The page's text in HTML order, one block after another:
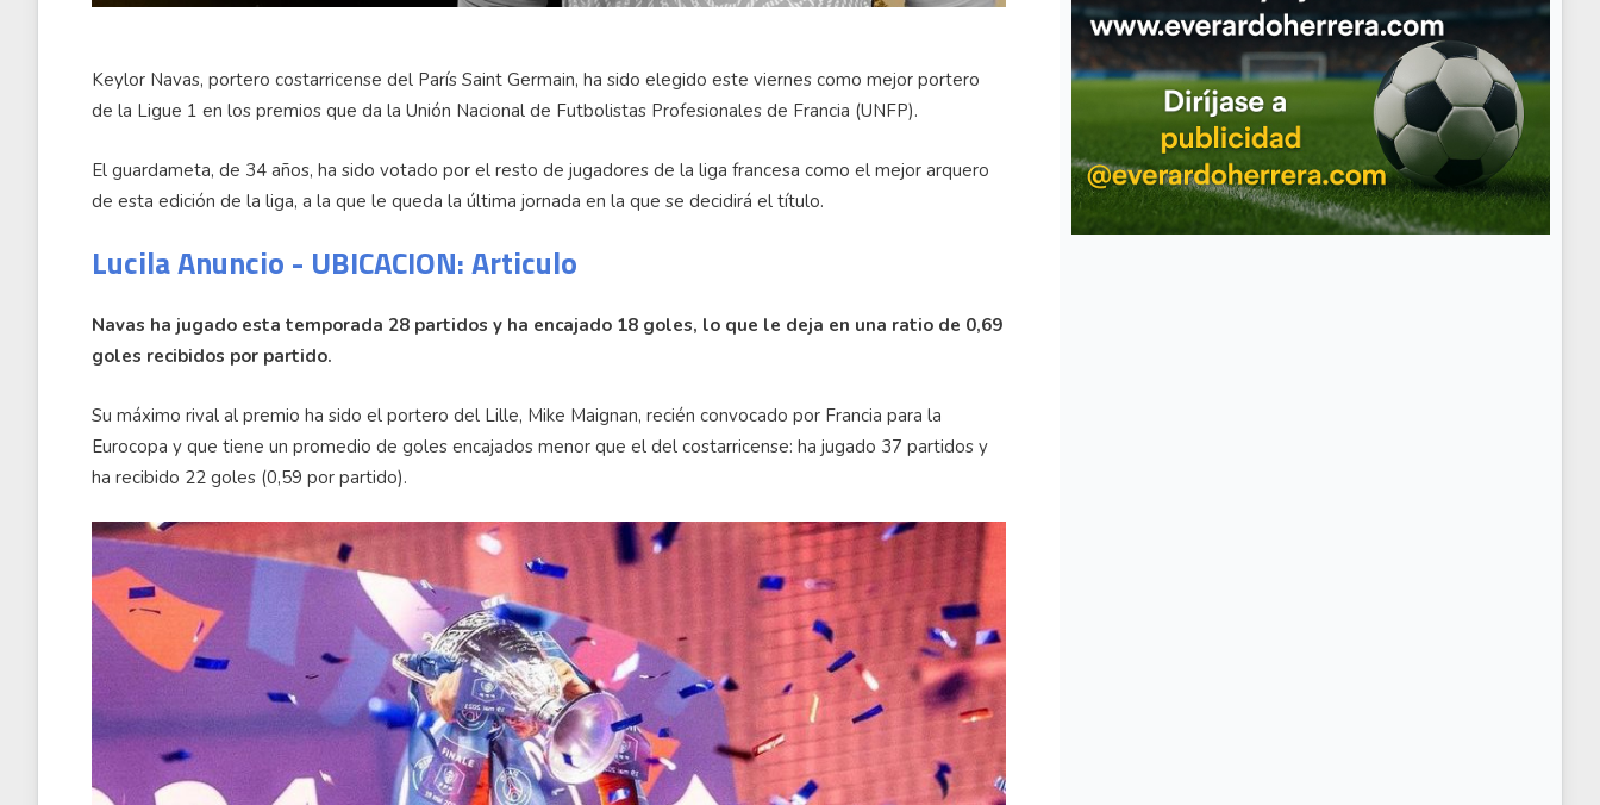
Keylor Navas, portero costarricense del París Saint Germain, ha sido elegido este viernes como mejor portero
de la Ligue 1 en los premios que da la Unión Nacional de Futbolistas Profesionales de Francia (UNFP).
El guardameta, de 34 años, ha sido votado por el resto de jugadores de la liga francesa como el mejor arquero
de esta edición de la liga, a la que le queda la última jornada en la que se decidirá el título.
Lucila Anuncio - UBICACION: Articulo
Navas ha jugado esta temporada 28 partidos y ha encajado 18 goles, lo que le deja en una ratio de 0,69
goles recibidos por partido.
Su máximo rival al premio ha sido el portero del Lille, Mike Maignan, recién convocado por Francia para la
Eurocopa y que tiene un promedio de goles encajados menor que el del costarricense: ha jugado 37 partidos y
ha recibido 22 goles (0,59 por partido).